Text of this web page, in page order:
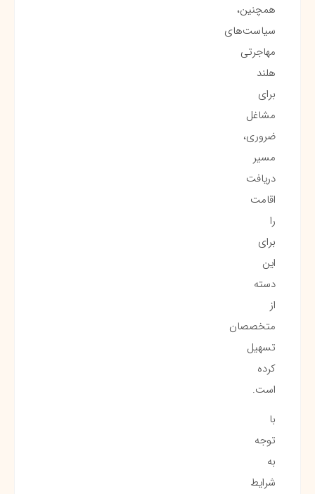
همچنین،
سیاست‌های
مهاجرتی
هلند
برای
مشاغل
ضروری،
مسیر
دریافت
اقامت
را
برای
این
دسته
از
متخصصان
تسهیل
کرده
است.
با
توجه
به
شرایط